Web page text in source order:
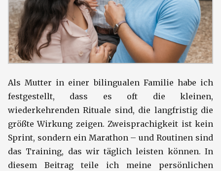
Als Mutter in einer bilingualen Familie habe ich
festgestellt, dass es oft die kleinen,
wiederkehrenden Rituale sind, die langfristig die
größte Wirkung zeigen. Zweisprachigkeit ist kein
Sprint, sondern ein Marathon – und Routinen sind
das Training, das wir täglich leisten können. In
diesem Beitrag teile ich meine persönlichen